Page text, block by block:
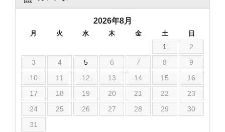
2026年8月
月 火 水 木 金 土 日
1
2
3
4 5 6 7 8
9
10
11 12 13 14 15
16
17
18 19 20 21 22
23
24
25 26 27 28 29
30
31